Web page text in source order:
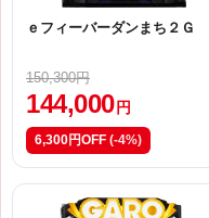
ｅフィーバーダンまち２Ｇ
150,300円
144,000 円
6,300円OFF (-4%)